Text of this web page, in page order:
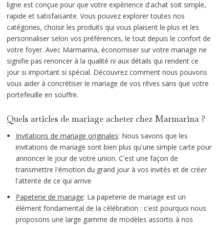
ligne est conçue pour que votre expérience d'achat soit simple,
rapide et satisfaisante. Vous pouvez explorer toutes nos
catégories, choisir les produits qui vous plaisent le plus et les
personnaliser selon vos préférences, le tout depuis le confort de
votre foyer. Avec Marmarina, économiser sur votre mariage ne
signifie pas renoncer à la qualité ni aux détails qui rendent ce
jour si important si spécial. Découvrez comment nous pouvons
vous aider à concrétiser le mariage de vos rêves sans que votre
portefeuille en souffre.
Quels articles de mariage acheter chez Marmarina ?
Invitations de mariage originales: Nous savons que les
invitations de mariage sont bien plus qu'une simple carte pour
annoncer le jour de votre union. C'est une façon de
transmettre l'émotion du grand jour à vos invités et de créer
l'attente de ce qui arrive
Papeterie de mariage: La papeterie de mariage est un
élément fondamental de la célébration : c'est pourquoi nous
proposons une large gamme de modèles assortis à nos